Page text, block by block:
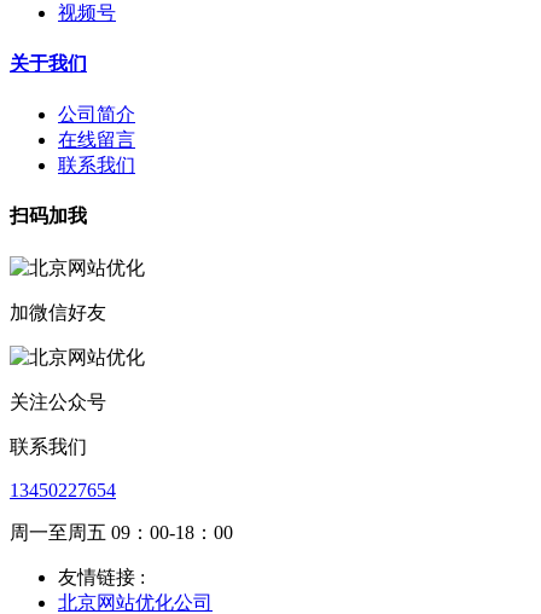
视频号
关于我们
公司简介
在线留言
联系我们
扫码加我
加微信好友
关注公众号
联系我们
13450227654
周一至周五 09：00-18：00
友情链接 :
北京网站优化公司